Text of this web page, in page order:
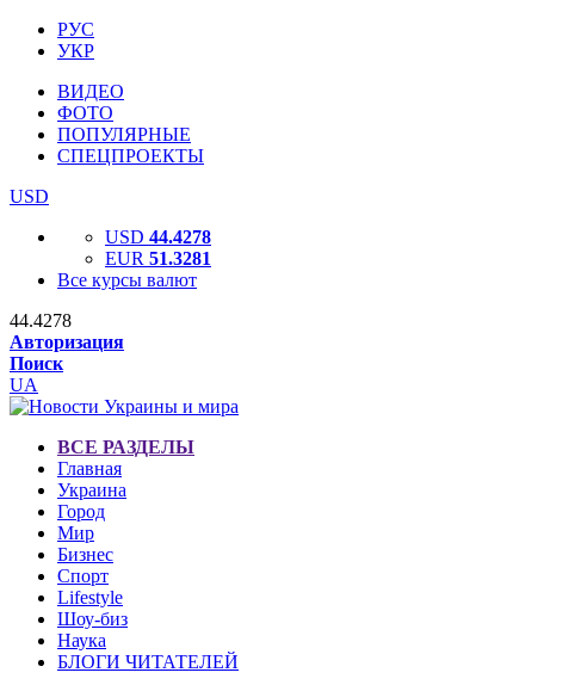
РУС
УКР
ВИДЕО
ФОТО
ПОПУЛЯРНЫЕ
СПЕЦПРОЕКТЫ
USD
USD 44.4278
EUR 51.3281
Все курсы валют
44.4278
Авторизация
Поиск
UA
ВСЕ РАЗДЕЛЫ
Главная
Украина
Город
Мир
Бизнес
Спорт
Lifestyle
Шоу-биз
Наука
БЛОГИ ЧИТАТЕЛЕЙ